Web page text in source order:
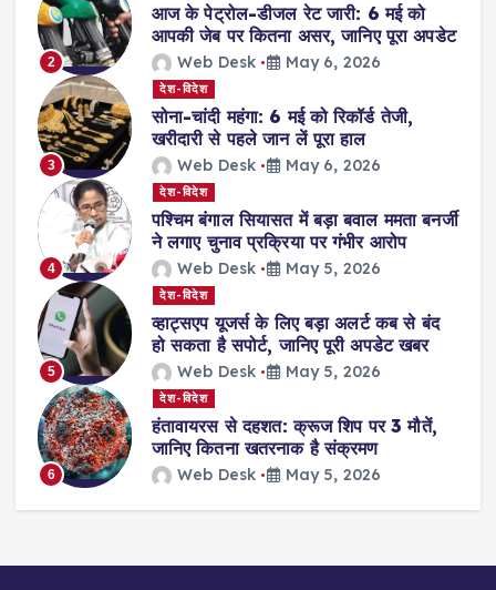
2
आज के पेट्रोल-डीजल रेट जारी: 6 मई को
आपकी जेब पर कितना असर, जानिए पूरा अपडेट
Web Desk May 6, 2026
3
देश-विदेश
सोना-चांदी महंगा: 6 मई को रिकॉर्ड तेजी,
खरीदारी से पहले जान लें पूरा हाल
Web Desk May 6, 2026
4
देश-विदेश
पश्चिम बंगाल सियासत में बड़ा बवाल ममता बनर्जी
ने लगाए चुनाव प्रक्रिया पर गंभीर आरोप
Web Desk May 5, 2026
5
देश-विदेश
व्हाट्सएप यूजर्स के लिए बड़ा अलर्ट कब से बंद
हो सकता है सपोर्ट, जानिए पूरी अपडेट खबर
Web Desk May 5, 2026
6
देश-विदेश
हंतावायरस से दहशत: क्रूज शिप पर 3 मौतें,
जानिए कितना खतरनाक है संक्रमण
Web Desk May 5, 2026